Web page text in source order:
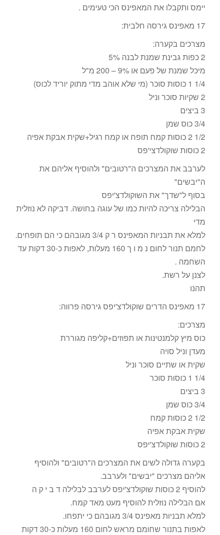
יימס ותקבלו את המאפינס הכי טעימים .
17 מאפינס גירסה חלבית:
מצרכים בקערה:
2 כפות גבינת שמנת לבנה 5%
מיכל שמנת של פעם או 9% – 200 מ"ל
1/4 1 כוסות סוכר (מי שלא אוהב מדי מתוק יוריד לכוס)
2 שקיות סוכר וניל
3 ביצים
3/4 כוס שמן
1/2 2 כוסות קמח תופח או קמח רגיל+שקית אבקת אפיה
2 כוסות שוקולדצי'פס
לערבב את המצרכים ה"רטובים" ולהוסיף אליהם את
ה"יבשים"
בסוף ל"שדך" את השוקולדצ'יפס
הבלילה צריכה להיות כמו של עוגה בחושה. דביקה לא נוזלית
מדי
למלא את תבניות המאפינס ר ק 3/4 מגובהם כי הם תופחים.
לחמם תנור לחום נ מ ו ך 160 מעלות, לאפות כ-30 דקות עד
השחמה .
לצנן על רשת.
תהנו
17 מאפינס הדרים שוקולדצ'יפס גירסה פרווה:
מצרכים:
כוס מיץ קלמנטינות או תפוזים+קליפה מגוררת
מעדן וניל סויה
שקית או שתיים סוכר וניל
1/4 1 כוסות סוכר
3 ביצים
3/4 כוס שמן
1/2 2 כוסות קמח
שקית אבקת אפיה
2 כוסות שוקולדצ'יפס
בקערה גדולה לשים את המצרכים ה"רטובים" ולהוסיף
אליהם מצרכים "יבשים" ולערבב.
להוסיף 2 כוסות שוקולדצ'יפס לערבב לבלילה ד ב י ק ה
אם הבלילה נוזלית להוסיף מעט מאד קמח.
למלא תבניות מאפינס 3/4 מגובהם כי יתפחו.
לאפות בתנור שחומם מראש לחום 160 מעלות כ-30 דקות